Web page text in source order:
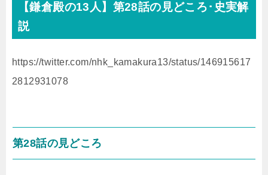
【鎌倉殿の13人】第28話の見どころ･史実解
説
https://twitter.com/nhk_kamakura13/status/146915617
2812931078
第28話の見どころ